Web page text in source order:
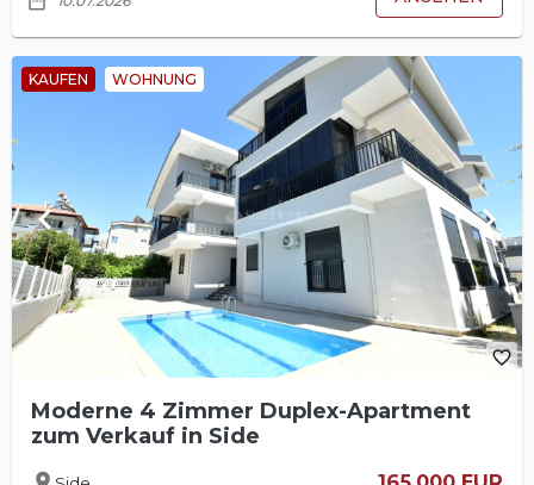
KAUFEN WOHNUNG
keyboard_arrow_left keyboard_arrow_right
favorite_border
Moderne 4 Zimmer Duplex-Apartment
zum Verkauf in Side